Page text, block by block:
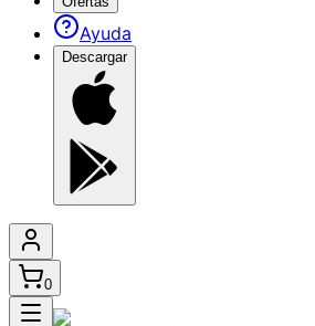
Ayuda
Descargar
0